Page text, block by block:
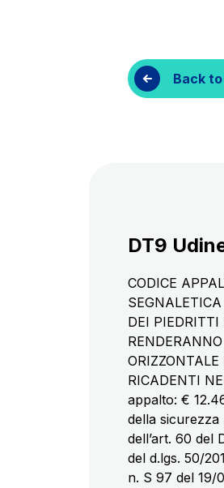
Back
DT9
CODICE
DEI PIEDRITTI
RICADENTI
appalto: €
della sicurezza
dell’art. 60 del
del d.lgs. 50/
n. S 97 del 19/